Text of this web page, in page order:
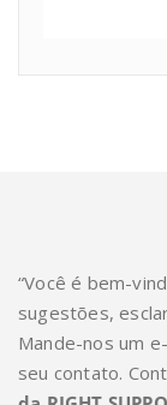
“Você é bem-
sugestões,
Mande-nos um
seu contato.